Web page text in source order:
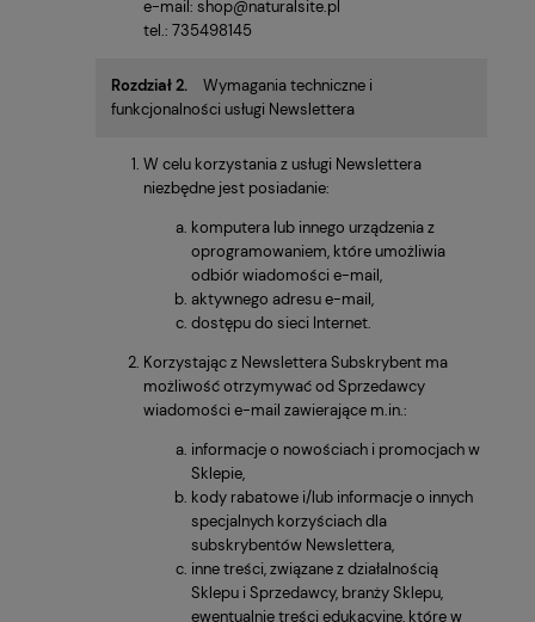
e-mail: shop@naturalsite.pl
tel.: 735498145
Rozdział 2.
Wymagania techniczne i
funkcjonalności usługi Newslettera
W celu korzystania z usługi Newslettera
niezbędne jest posiadanie:
komputera lub innego urządzenia z
oprogramowaniem, które umożliwia
odbiór wiadomości e-mail,
aktywnego adresu e-mail,
dostępu do sieci Internet.
Korzystając z Newslettera Subskrybent ma
możliwość otrzymywać od Sprzedawcy
wiadomości e-mail zawierające m.in.:
informacje o nowościach i promocjach w
Sklepie,
kody rabatowe i/lub informacje o innych
specjalnych korzyściach dla
subskrybentów Newslettera,
inne treści, związane z działalnością
Sklepu i Sprzedawcy, branży Sklepu,
ewentualnie treści edukacyjne, które w